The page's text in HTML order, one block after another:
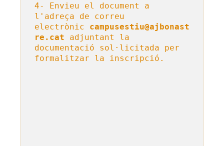
4- Envieu el document a
l'adreça de correu
electrònic campusestiu@ajbonast
re.cat adjuntant la
documentació sol·licitada per
formalitzar la inscripció.